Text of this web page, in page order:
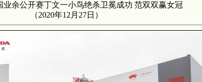
业余公开赛丁文一小鸟绝杀卫冕成功 范双双赢女冠
（2020年12月27日 ）